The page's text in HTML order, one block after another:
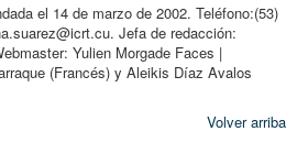
el 14 de marzo de 2002. Teléfono:(53)
Jefa de redacción:
Yulien Morgade Faces |
(Francés) y Aleikis Díaz Avalos
Volver arriba